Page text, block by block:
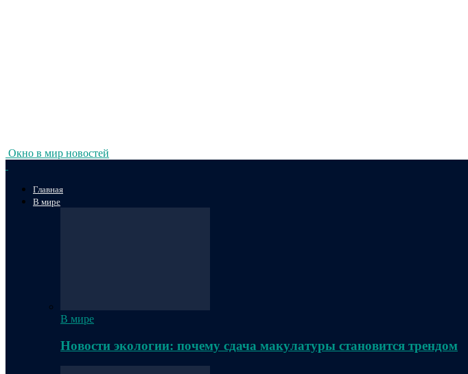
Окно в мир новостей
Главная
В мире
В мире
Новости экологии: почему сдача макулатуры становится трендом